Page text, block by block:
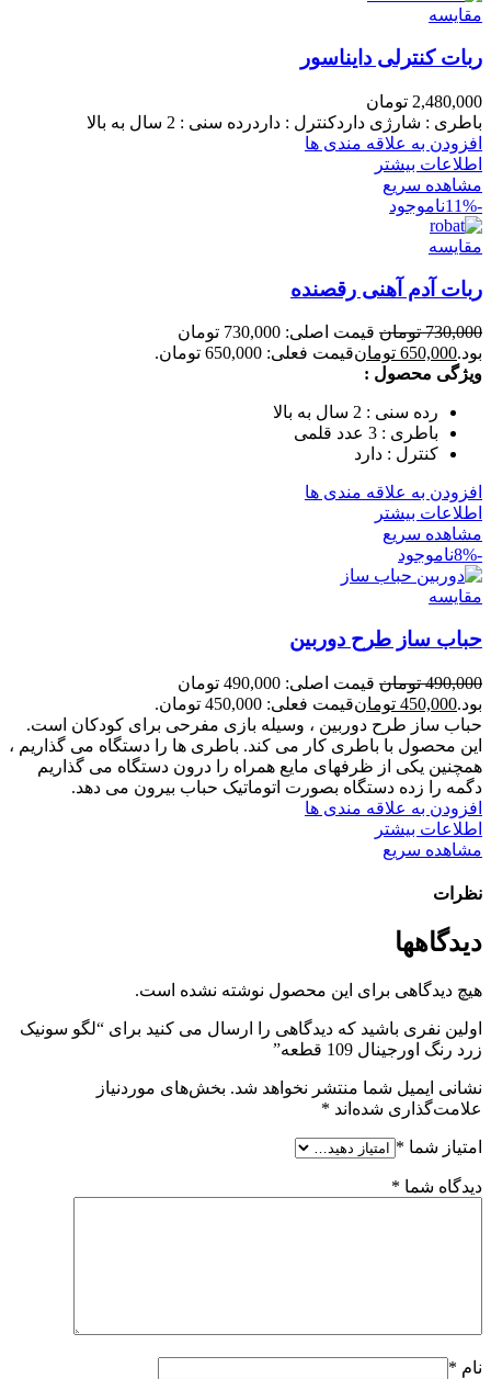
مقایسه
ربات کنترلی دایناسور
2,480,000 تومان
باطری : شارژی داردکنترل : داردرده سنی : 2 سال به بالا
افزودن به علاقه مندی ها
اطلاعات بیشتر
مشاهده سریع
-11%
ناموجود
مقایسه
ربات آدم آهنی رقصنده
730,000 تومان
قیمت اصلی: 730,000 تومان
بود.650,000 تومانقیمت فعلی: 650,000 تومان.
ویژگی محصول :
رده سنی : 2 سال به بالا
باطری : 3 عدد قلمی
کنترل : دارد
افزودن به علاقه مندی ها
اطلاعات بیشتر
مشاهده سریع
-8%
ناموجود
مقایسه
حباب ساز طرح دوربین
490,000 تومان
قیمت اصلی: 490,000 تومان
بود.450,000 تومانقیمت فعلی: 450,000 تومان.
حباب ساز طرح دوربین ، وسیله بازی مفرحی برای کودکان است.
این محصول با باطری کار می کند. باطری ها را دستگاه می گذاریم ،
همچنین یکی از ظرفهای مایع همراه را درون دستگاه می گذاریم
دگمه را زده دستگاه بصورت اتوماتیک حباب بیرون می دهد.
افزودن به علاقه مندی ها
اطلاعات بیشتر
مشاهده سریع
نظرات
دیدگاهها
هیچ دیدگاهی برای این محصول نوشته نشده است.
اولین نفری باشید که دیدگاهی را ارسال می کنید برای “لگو سونیک
زرد رنگ اورجینال 109 قطعه”
نشانی ایمیل شما منتشر نخواهد شد. بخش‌های موردنیاز
علامت‌گذاری شده‌اند *
امتیاز شما *
دیدگاه شما *
نام *